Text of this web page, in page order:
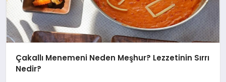
Çakallı Menemeni Neden Meşhur? Lezzetinin Sırrı
Nedir?